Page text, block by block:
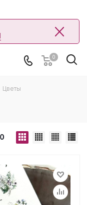
0
Цветы